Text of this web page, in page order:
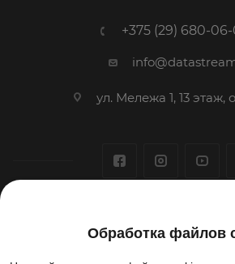
+375 (29) 680-
ул. Мележа 1, 13 этаж,